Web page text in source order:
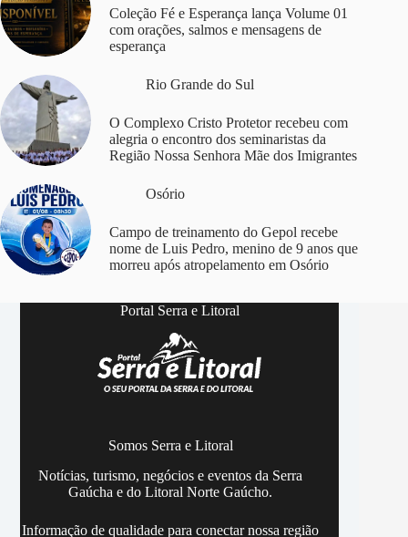
Coleção Fé e Esperança lança Volume 01
com orações, salmos e mensagens de
esperança
Rio Grande do Sul
O Complexo Cristo Protetor recebeu com
alegria o encontro dos seminaristas da
Região Nossa Senhora Mãe dos Imigrantes
Osório
Campo de treinamento do Gepol recebe
nome de Luis Pedro, menino de 9 anos que
morreu após atropelamento em Osório
Portal Serra e Litoral
Somos Serra e Litoral
Notícias, turismo, negócios e eventos da Serra
Gaúcha e do Litoral Norte Gaúcho.
Informação de qualidade para conectar nossa região